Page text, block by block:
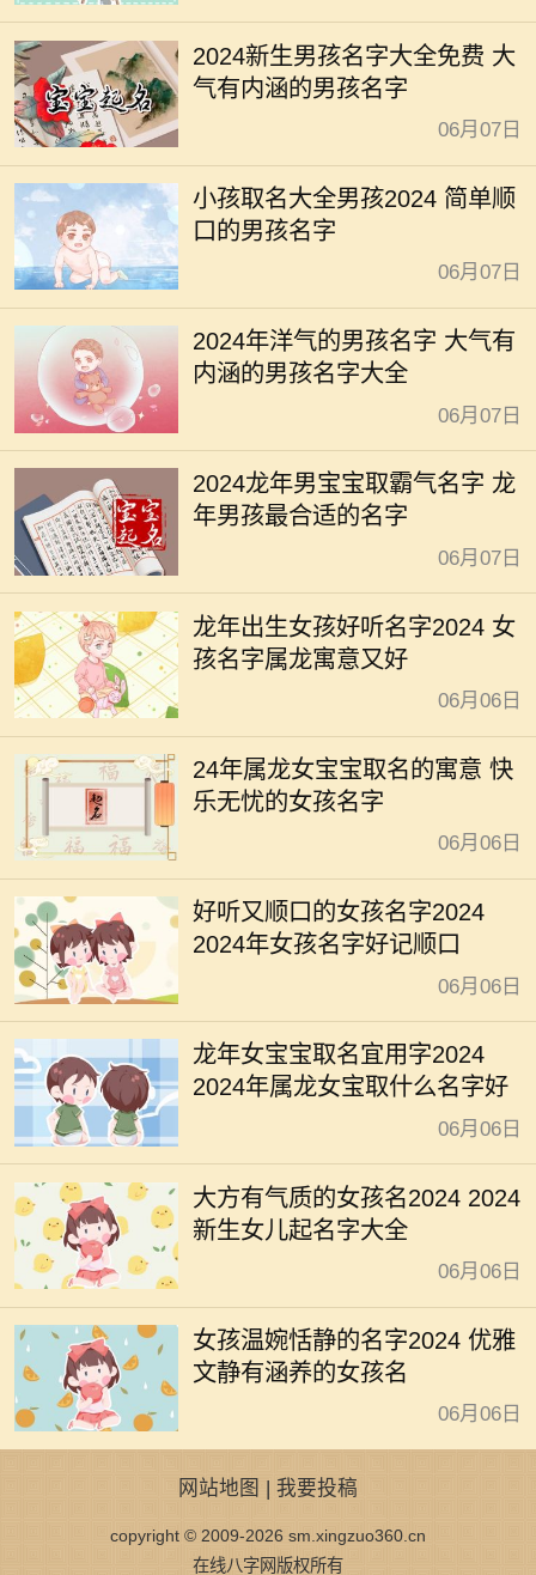
2024新生男孩名字大全免费 大
气有内涵的男孩名字
06月07日
小孩取名大全男孩2024 简单顺
口的男孩名字
06月07日
2024年洋气的男孩名字 大气有
内涵的男孩名字大全
06月07日
2024龙年男宝宝取霸气名字 龙
年男孩最合适的名字
06月07日
龙年出生女孩好听名字2024 女
孩名字属龙寓意又好
06月06日
24年属龙女宝宝取名的寓意 快
乐无忧的女孩名字
06月06日
好听又顺口的女孩名字2024
2024年女孩名字好记顺口
06月06日
龙年女宝宝取名宜用字2024
2024年属龙女宝取什么名字好
06月06日
大方有气质的女孩名2024 2024
新生女儿起名字大全
06月06日
女孩温婉恬静的名字2024 优雅
文静有涵养的女孩名
06月06日
网站地图 | 我要投稿
copyright © 2009-2026 sm.xingzuo360.cn
在线八字网版权所有